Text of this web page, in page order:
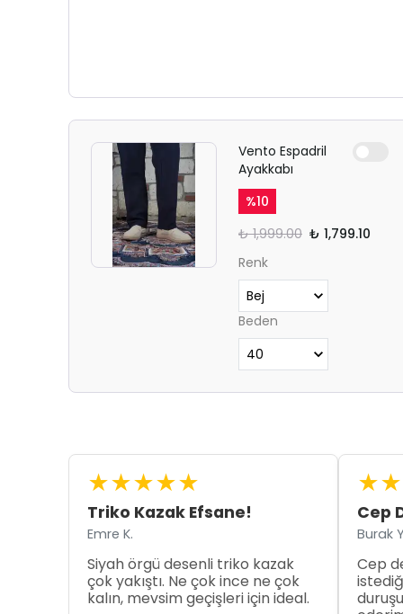
Vento Espadril
Ayakkabı
%10
₺ 1,999.00 ₺ 1,799.10
Renk
Beden
★★★★★
Triko Kazak Efsane!
Emre K.
Siyah örgü desenli triko kazak
çok yakıştı. Ne çok ince ne çok
kalın, mevsim geçişleri için ideal.
★★
Cep
Burak
Cep